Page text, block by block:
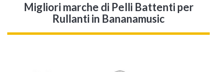
Migliori marche di Pelli Battenti per
Rullanti in Bananamusic